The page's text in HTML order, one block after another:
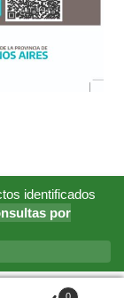
identificados
por